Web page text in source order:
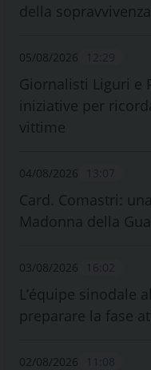
della
05/08/2026
Giornalisti Liguri e
iniziative per
vittime
04/08/2026
Card. Comastri:
Madonna della
03/08/2026
L’équipe sinodale
preparare la fase
02/08/2026